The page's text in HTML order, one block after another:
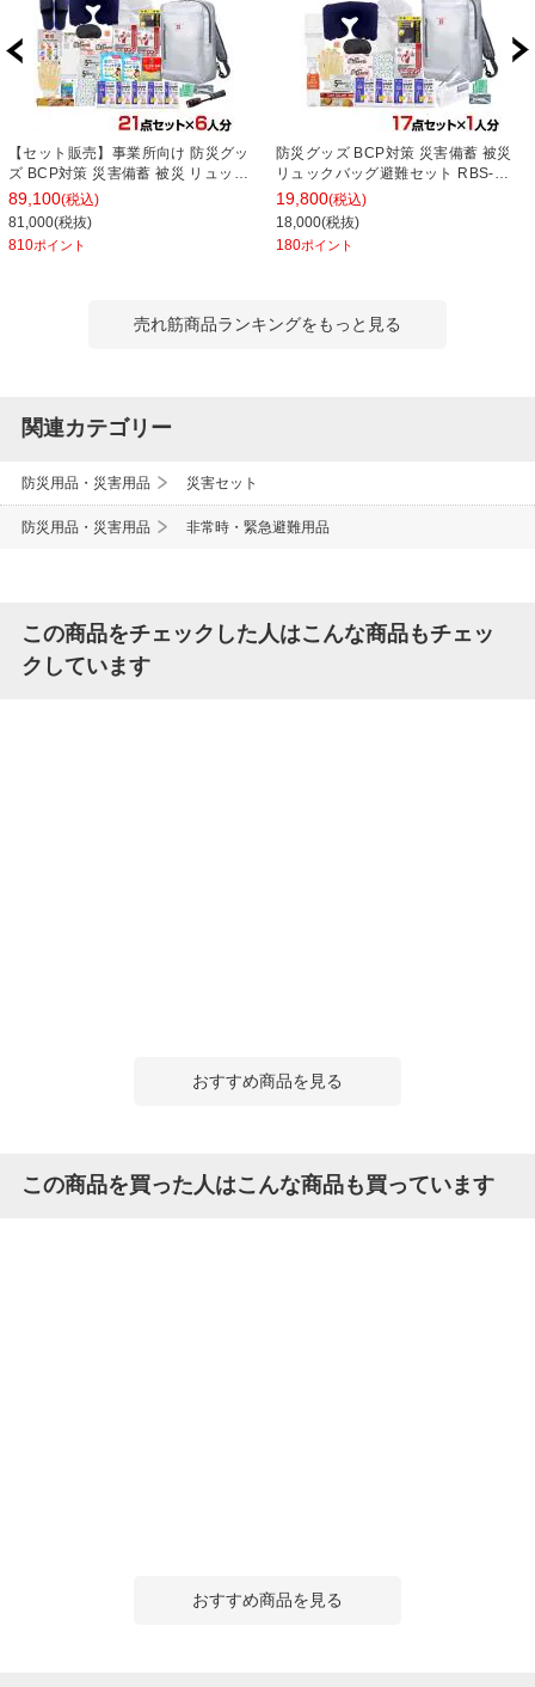
【セット販売】事業所向け 防災グッ
ズ BCP対策 災害備蓄 被災 リュック
バッグ避難セット RBS-150G 21点セ
ット 6人分
89,100(税込)
81,000(税抜)
810ポイント
防災グッズ BCP対策 災害備蓄 被災
リュックバッグ避難セット RBS-
180G 17点セット
19,800(税込)
18,000(税抜)
180ポイント
売れ筋商品ランキングをもっと見る
関連カテゴリー
防災用品・災害用品 災害セット
防災用品・災害用品 非常時・緊急避難用品
この商品をチェックした人はこんな商品もチェッ
クしています
おすすめ商品を見る
この商品を買った人はこんな商品も買っています
おすすめ商品を見る